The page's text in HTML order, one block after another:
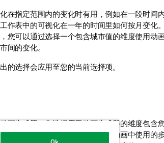
在指定范围内的变化时有用，例如在一段时间
作表中的可视化在一年的时间里如何按月变化
您可以通过选择一个包含城市值的维度使用动
间的变化。
的选择会应用至您的当前选择项。
画生成器。您选择用于动画生成器的维度包含
个值都将用作步骤。您可自定义动画中使用的